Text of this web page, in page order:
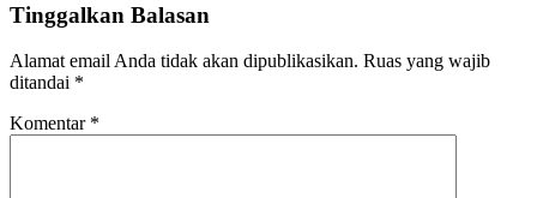
Tinggalkan Balasan
Alamat email Anda tidak akan dipublikasikan. Ruas yang wajib
ditandai *
Komentar *